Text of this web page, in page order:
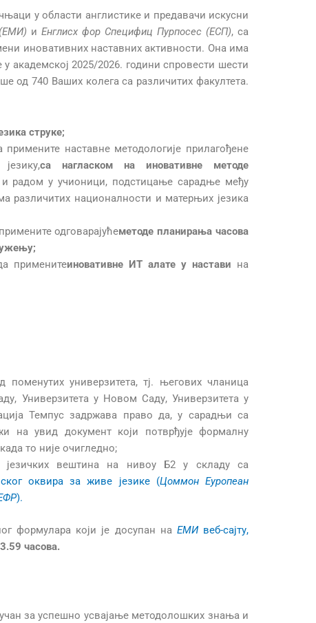
у области англистике и предавачи искусни
и Енглисх фор Специфиц Пурпосес (ЕСП), са
иновативних наставних активности. Она има
у академској 2025/2026. години спровести шести
од 740 Ваших колега са различитих факултета.
струке;
наставне методологије прилагођене
са нагласком на иновативне методе
радом у учионици, подстицање сарадње међу
различитих националности и матерњих језика
одговарајућеметоде планирања часова
применитеиновативне ИТ алате у настави на
поменутих универзитета, тј. његових чланица
Универзитета у Новом Саду, Универзитета у
Темпус задржава право да, у сарадњи са
на увид документ који потврђује формалну
то није очигледно;
језичких вештина на нивоу Б2 у складу са
оквира за живе језике (Цоммон Еуропеан
).
формулара који је досупан на ЕМИвеб-сајту,
часова.
за успешно усвајање методолошких знања и